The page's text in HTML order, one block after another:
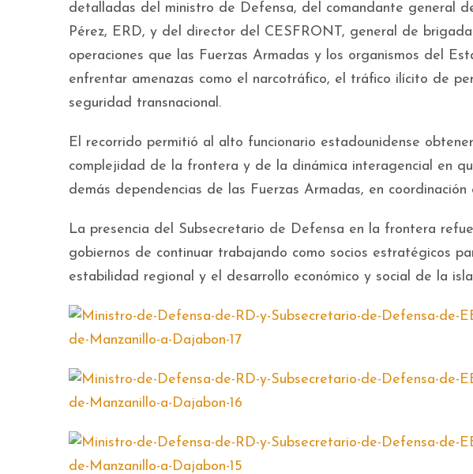
detalladas del ministro de Defensa, del comandante general
Pérez, ERD, y del director del CESFRONT, general de
operaciones que las Fuerzas Armadas y los organismos del
enfrentar amenazas como el narcotráfico, el tráfico ilícito de
seguridad transnacional.
El recorrido permitió al alto funcionario estadounidense
complejidad de la frontera y de la dinámica interagencial en
demás dependencias de las Fuerzas Armadas, en
La presencia del Subsecretario de Defensa en la frontera
gobiernos de continuar trabajando como socios estratégicos
estabilidad regional y el desarrollo económico y social de la